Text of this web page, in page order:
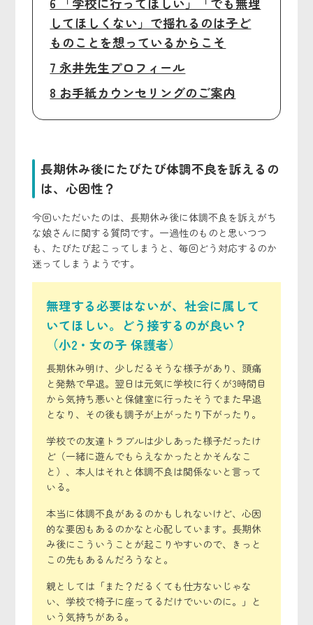
してほしくない」で揺れるのは子ど
ものことを想っているからこそ
7 永井先生プロフィール
8 お手紙カウンセリングのご案内
長期休み後にたびたび体調不良を訴えるの
は、心因性？
今回いただいたのは、長期休み後に体調不良を訴えがち
な娘さんに関する質問です。一過性のものと思いつつ
も、たびたび起こってしまうと、毎回どう対応するのか
迷ってしまうようです。
無理する必要はないが、社会に属して
いてほしい。どう接するのが良い？
（小2・女の子 保護者）
長期休み明け、少しだるそうな様子があり、頭痛
と発熱で早退。翌日は元気に学校に行くが3時間目
から気持ち悪いと保健室に行ったそうでまた早退
となり、その後も調子が上がったり下がったり。
学校での友達トラブルは少しあった様子だったけ
ど（一緒に遊んでもらえなかったとかそんなこ
と）、本人はそれと体調不良は関係ないと言って
いる。
本当に体調不良があるのかもしれないけど、心因
的な要因もあるのかなと心配しています。長期休
み後にこういうことが起こりやすいので、きっと
この先もあるんだろうなと。
親としては「また？だるくても仕方ないじゃな
い、学校で椅子に座ってるだけでいいのに。」と
いう気持ちがある。